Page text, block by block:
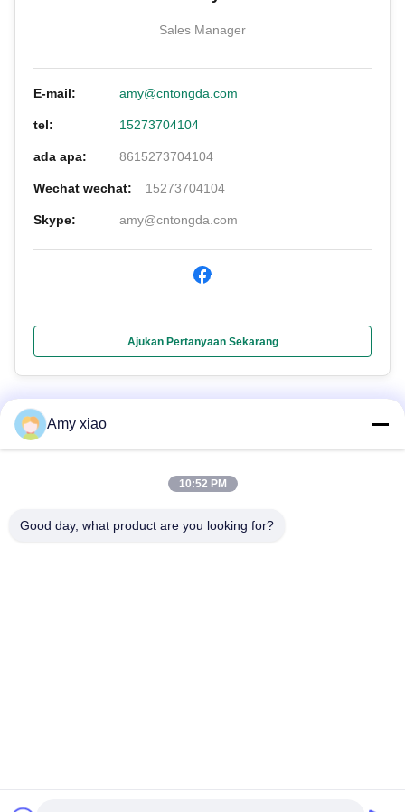
Sales Manager
E-mail: amy@cntongda.com
tel: 15273704104
ada apa: 8615273704104
Wechat wechat: 15273704104
Skype: amy@cntongda.com
Ajukan Pertanyaan Sekarang
Amy xiao
10:52 PM
Good day, what product are you looking for?